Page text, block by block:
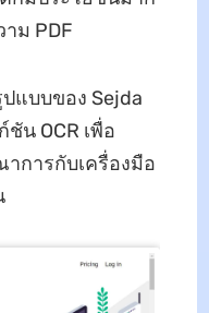
ม PDF
แบบของ Sejda
น OCR เพื่อ
การกับเครื่องมือ